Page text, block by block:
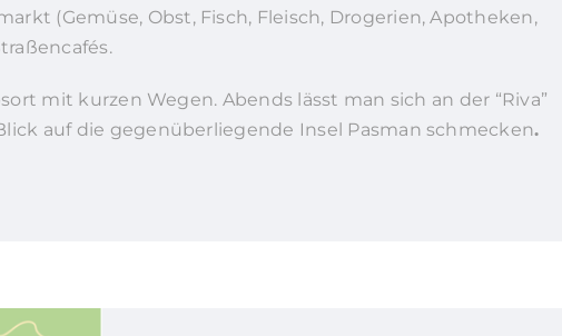
(Gemüse, Obst, Fisch, Fleisch, Drogerien, Apotheken,
mit kurzen Wegen. Abends lässt man sich an der “Riva”
auf die gegenüberliegende Insel Pasman schmecken.